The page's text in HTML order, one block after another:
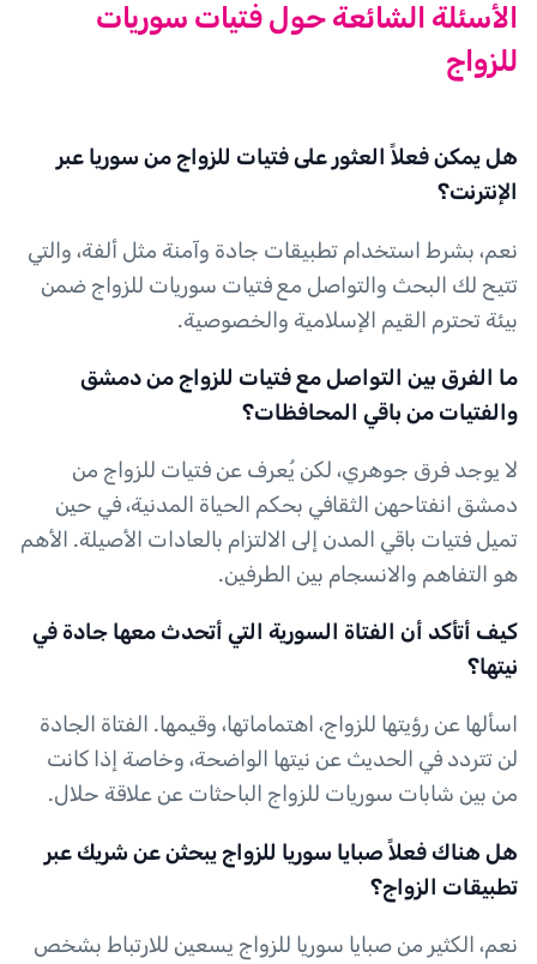
الأسئلة الشائعة حول فتيات سوريات
للزواج
هل يمكن فعلاً العثور على فتيات للزواج من سوريا عبر
الإنترنت؟
نعم، بشرط استخدام تطبيقات جادة وآمنة مثل ألفة، والتي
تتيح لك البحث والتواصل مع فتيات سوريات للزواج ضمن
بيئة تحترم القيم الإسلامية والخصوصية.
ما الفرق بين التواصل مع فتيات للزواج من دمشق
والفتيات من باقي المحافظات؟
لا يوجد فرق جوهري، لكن يُعرف عن فتيات للزواج من
دمشق انفتاحهن الثقافي بحكم الحياة المدنية، في حين
تميل فتيات باقي المدن إلى الالتزام بالعادات الأصيلة. الأهم
هو التفاهم والانسجام بين الطرفين.
كيف أتأكد أن الفتاة السورية التي أتحدث معها جادة في
نيتها؟
اسألها عن رؤيتها للزواج، اهتماماتها، وقيمها. الفتاة الجادة
لن تتردد في الحديث عن نيتها الواضحة، وخاصة إذا كانت
من بين شابات سوريات للزواج الباحثات عن علاقة حلال.
هل هناك فعلاً صبايا سوريا للزواج يبحثن عن شريك عبر
تطبيقات الزواج؟
نعم، الكثير من صبايا سوريا للزواج يسعين للارتباط بشخص